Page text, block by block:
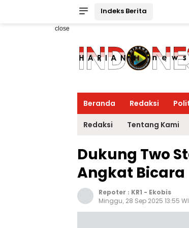
Indeks Berita
close
Beranda Redaksi
Redaksi Tentang Kami
Dukung Two
Angkat Bicara
Repoter : KR1 - Ekobis
Minggu, 28 Sep 2025 13:55